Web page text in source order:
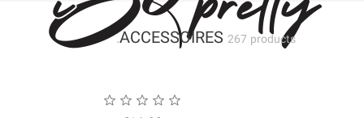
ACCESSOIRES 267 products.